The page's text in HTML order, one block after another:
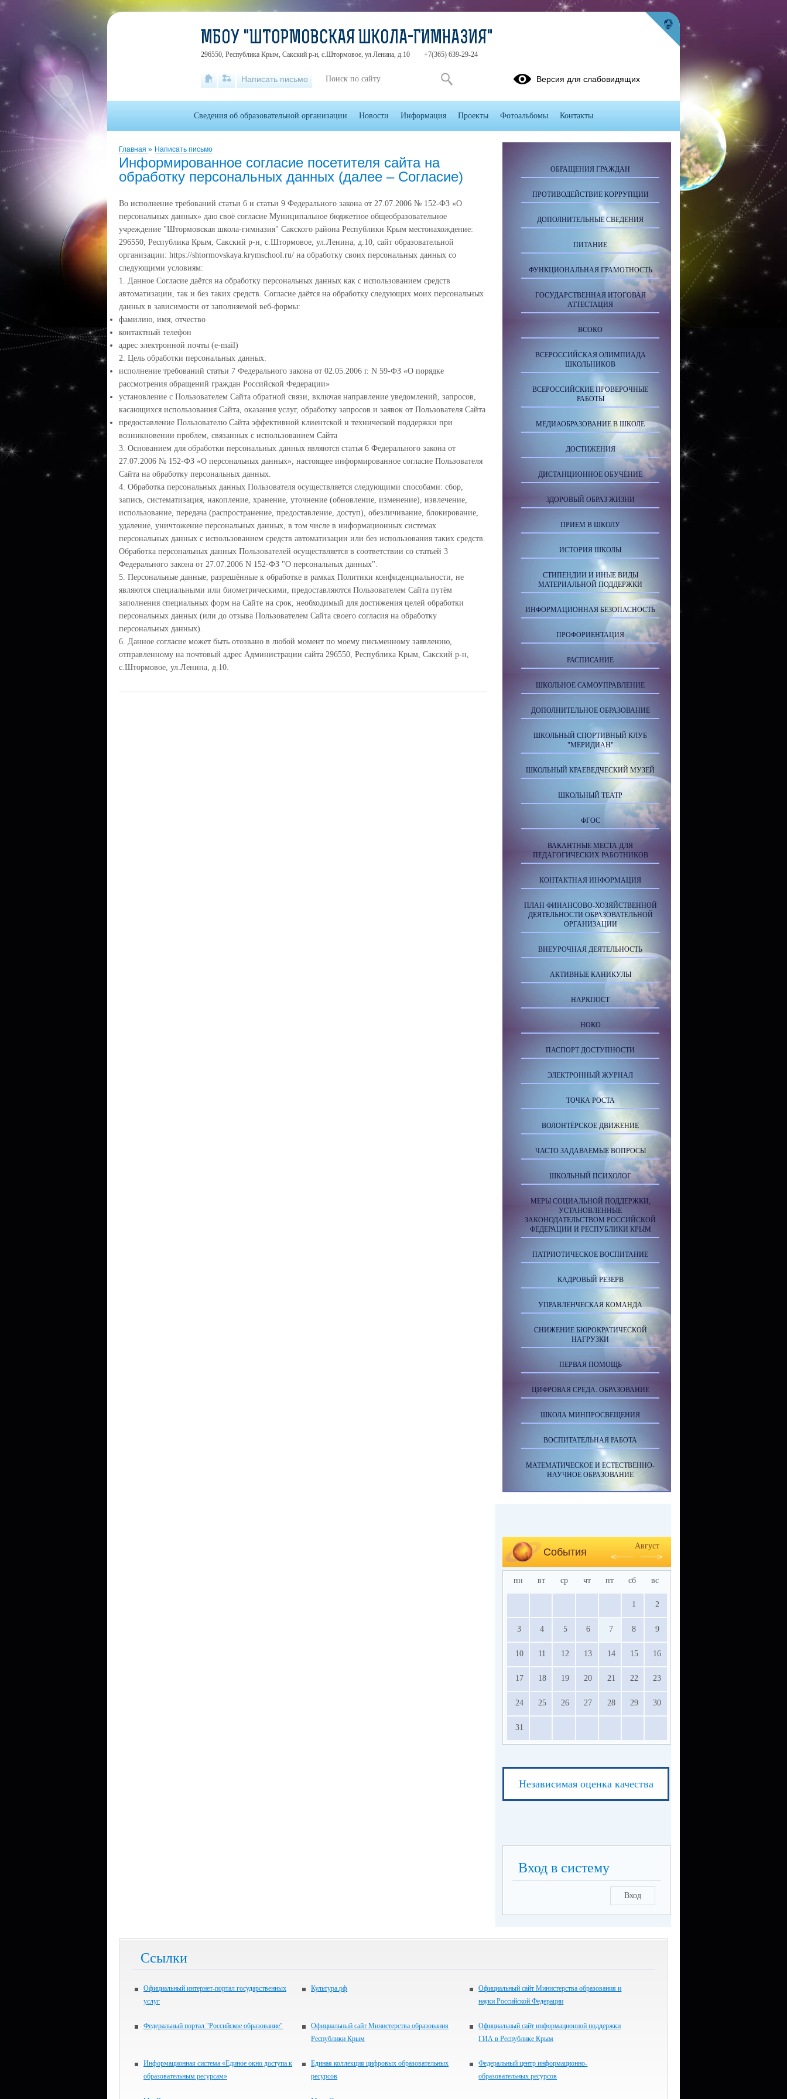
Главная » Написать письмо
Информированное согласие посетителя сайта на
обработку персональных данных (далее – Согласие)
Во исполнение требований статьи 6 и статьи 9 Федерального закона от 27.07.2006 № 152-ФЗ «О
персональных данных» даю своё согласие Муниципальное бюджетное общеобразовательное
учреждение "Штормовская школа-гимназия" Сакского района Республики Крым местонахождение:
296550, Республика Крым, Сакский р-н, с.Штормовое, ул.Ленина, д.10, сайт образовательной
организации: https://shtormovskaya.krymschool.ru/ на обработку своих персональных данных со
следующими условиям:
1. Данное Согласие даётся на обработку персональных данных как с использованием средств
автоматизации, так и без таких средств. Согласие даётся на обработку следующих моих персональных
данных в зависимости от заполняемой веб-формы:
фамилию, имя, отчество
контактный телефон
адрес электронной почты (e-mail)
2. Цель обработки персональных данных:
исполнение требований статьи 7 Федерального закона от 02.05.2006 г. N 59-ФЗ «О порядке
рассмотрения обращений граждан Российской Федерации»
установление с Пользователем Сайта обратной связи, включая направление уведомлений, запросов,
касающихся использования Сайта, оказания услуг, обработку запросов и заявок от Пользователя Сайта
предоставление Пользователю Сайта эффективной клиентской и технической поддержки при
возникновении проблем, связанных с использованием Сайта
3. Основанием для обработки персональных данных являются статья 6 Федерального закона от
27.07.2006 № 152-ФЗ «О персональных данных», настоящее информированное согласие Пользователя
Сайта на обработку персональных данных.
4. Обработка персональных данных Пользователя осуществляется следующими способами: сбор,
запись, систематизация, накопление, хранение, уточнение (обновление, изменение), извлечение,
использование, передача (распространение, предоставление, доступ), обезличивание, блокирование,
удаление, уничтожение персональных данных, в том числе в информационных системах
персональных данных с использованием средств автоматизации или без использования таких средств.
Обработка персональных данных Пользователей осуществляется в соответствии со статьей 3
Федерального закона от 27.07.2006 N 152-ФЗ "О персональных данных".
5. Персональные данные, разрешённые к обработке в рамках Политики конфиденциальности, не
являются специальными или биометрическими, предоставляются Пользователем Сайта путём
заполнения специальных форм на Сайте на срок, необходимый для достижения целей обработки
персональных данных (или до отзыва Пользователем Сайта своего согласия на обработку
персональных данных).
6. Данное согласие может быть отозвано в любой момент по моему письменному заявлению,
отправленному на почтовый адрес Администрации сайта 296550, Республика Крым, Сакский р-н,
с.Штормовое, ул.Ленина, д.10.
ОБРАЩЕНИЯ ГРАЖДАН
ПРОТИВОДЕЙСТВИЕ КОРРУПЦИИ
ДОПОЛНИТЕЛЬНЫЕ СВЕДЕНИЯ
ПИТАНИЕ
ФУНКЦИОНАЛЬНАЯ ГРАМОТНОСТЬ
ГОСУДАРСТВЕННАЯ ИТОГОВАЯ
АТТЕСТАЦИЯ
ВСОКО
ВСЕРОССИЙСКАЯ ОЛИМПИАДА
ШКОЛЬНИКОВ
ВСЕРОССИЙСКИЕ ПРОВЕРОЧНЫЕ
РАБОТЫ
МЕДИАОБРАЗОВАНИЕ В ШКОЛЕ
ДОСТИЖЕНИЯ
ДИСТАНЦИОННОЕ ОБУЧЕНИЕ
ЗДОРОВЫЙ ОБРАЗ ЖИЗНИ
ПРИЕМ В ШКОЛУ
ИСТОРИЯ ШКОЛЫ
СТИПЕНДИИ И ИНЫЕ ВИДЫ
МАТЕРИАЛЬНОЙ ПОДДЕРЖКИ
ИНФОРМАЦИОННАЯ БЕЗОПАСНОСТЬ
ПРОФОРИЕНТАЦИЯ
РАСПИСАНИЕ
ШКОЛЬНОЕ САМОУПРАВЛЕНИЕ
ДОПОЛНИТЕЛЬНОЕ ОБРАЗОВАНИЕ
ШКОЛЬНЫЙ СПОРТИВНЫЙ КЛУБ
"МЕРИДИАН"
ШКОЛЬНЫЙ КРАЕВЕДЧЕСКИЙ МУЗЕЙ
ШКОЛЬНЫЙ ТЕАТР
ФГОС
ВАКАНТНЫЕ МЕСТА ДЛЯ
ПЕДАГОГИЧЕСКИХ РАБОТНИКОВ
КОНТАКТНАЯ ИНФОРМАЦИЯ
ПЛАН ФИНАНСОВО-ХОЗЯЙСТВЕННОЙ
ДЕЯТЕЛЬНОСТИ ОБРАЗОВАТЕЛЬНОЙ
ОРГАНИЗАЦИИ
ВНЕУРОЧНАЯ ДЕЯТЕЛЬНОСТЬ
АКТИВНЫЕ КАНИКУЛЫ
НАРКПОСТ
НОКО
ПАСПОРТ ДОСТУПНОСТИ
ЭЛЕКТРОННЫЙ ЖУРНАЛ
ТОЧКА РОСТА
ВОЛОНТЁРСКОЕ ДВИЖЕНИЕ
ЧАСТО ЗАДАВАЕМЫЕ ВОПРОСЫ
ШКОЛЬНЫЙ ПСИХОЛОГ
МЕРЫ СОЦИАЛЬНОЙ ПОДДЕРЖКИ,
УСТАНОВЛЕННЫЕ
ЗАКОНОДАТЕЛЬСТВОМ РОССИЙСКОЙ
ФЕДЕРАЦИИ И РЕСПУБЛИКИ КРЫМ
ПАТРИОТИЧЕСКОЕ ВОСПИТАНИЕ
КАДРОВЫЙ РЕЗЕРВ
УПРАВЛЕНЧЕСКАЯ КОМАНДА
СНИЖЕНИЕ БЮРОКРАТИЧЕСКОЙ
НАГРУЗКИ
ПЕРВАЯ ПОМОЩЬ
ЦИФРОВАЯ СРЕДА. ОБРАЗОВАНИЕ
ШКОЛА МИНПРОСВЕЩЕНИЯ
ВОСПИТАТЕЛЬНАЯ РАБОТА
МАТЕМАТИЧЕСКОЕ И ЕСТЕСТВЕННО-
НАУЧНОЕ ОБРАЗОВАНИЕ
События
Август
пн вт ср чт пт сб вс
1 2
3 4 5 6 7 8 9
10 11 12 13 14 15 16
17 18 19 20 21 22 23
24 25 26 27 28 29 30
31
Независимая оценка качества
Вход в систему
Вход
Ссылки
Официальный интернет-портал государственных
услуг
Культура.рф
Официальный сайт Министерства образования и
науки Российской Федерации
Федеральный портал "Российское образование"
Официальный сайт Министерства образования
Республики Крым
Официальный сайт информационной поддержки
ГИА в Республике Крым
Информационная система «Единое окно доступа к
образовательным ресурсам»
Единая коллекция цифровых образовательных
ресурсов
Федеральный центр информационно-
образовательных ресурсов
МБОУ "ШТОРМОВСКАЯ ШКОЛА-ГИМНАЗИЯ"
296550, Республика Крым, Сакский р-н, с.Штормовое, ул.Ленина, д.10 +7(365) 639-29-24
Написать письмо Версия для слабовидящих
Сведения об образовательной организации Новости Информация Проекты Фотоальбомы Контакты